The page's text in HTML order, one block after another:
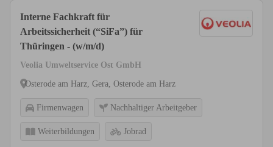
Interne Fachkraft für
Arbeitssicherheit (“SiFa”) für
Thüringen - (w/m/d)
Veolia Umweltservice Ost GmbH
Osterode am Harz, Gera, Osterode am Harz
Firmenwagen Nachhaltiger Arbeitgeber
Weiterbildungen Jobrad